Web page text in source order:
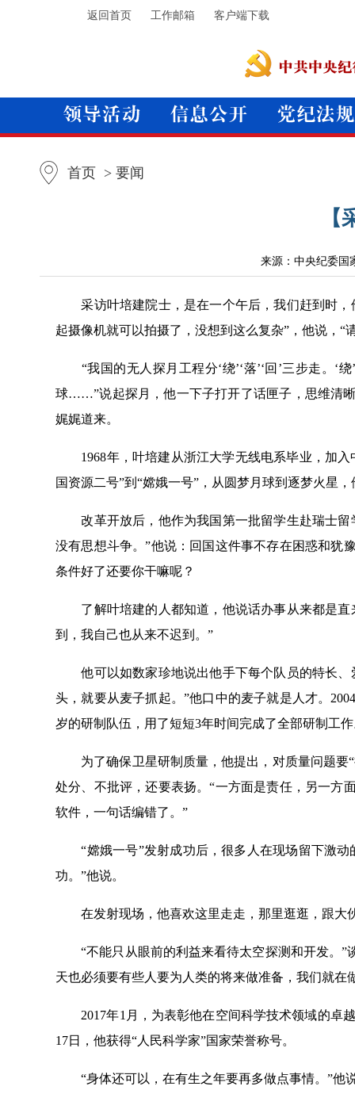
返回首页 工作邮箱 客户端下载
首页 > 要闻
来源：中央纪委国
采访叶培建院士，是在一个午后，我们赶到时，
起摄像机就可以拍摄了，没想到这么复杂”，他说，“
“我国的无人探月工程分‘绕’‘落’‘回’三步走。‘
球……”说起探月，他一下子打开了话匣子，思维清
娓娓道来。
1968年，叶培建从浙江大学无线电系毕业，加入
国资源二号”到“嫦娥一号”，从圆梦月球到逐梦火星
改革开放后，他作为我国第一批留学生赴瑞士留
没有思想斗争。”他说：回国这件事不存在困惑和犹
条件好了还要你干嘛呢？
了解叶培建的人都知道，他说话办事从来都是直
到，我自己也从来不迟到。”
他可以如数家珍地说出他手下每个队员的特长、
头，就要从麦子抓起。”他口中的麦子就是人才。
岁的研制队伍，用了短短3年时间完成了全部研制工
为了确保卫星研制质量，他提出，对质量问题要“
处分、不批评，还要表扬。“一方面是责任，另一方
软件，一句话编错了。”
“嫦娥一号”发射成功后，很多人在现场留下激动
功。”他说。
在发射现场，他喜欢这里走走，那里逛逛，跟大
“不能只从眼前的利益来看待太空探测和开发。”
天也必须要有些人要为人类的将来做准备，我们就在
2017年1月，为表彰他在空间科学技术领域的卓越
17日，他获得“人民科学家”国家荣誉称号。
“身体还可以，在有生之年要再多做点事情。”他